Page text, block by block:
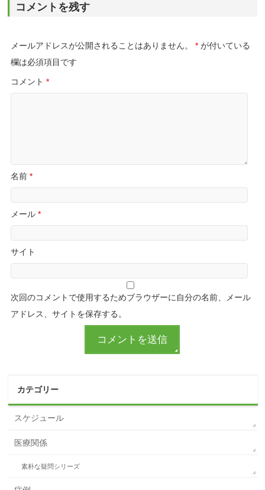
コメントを残す
メールアドレスが公開されることはありません。 * が付いている
欄は必須項目です
コメント*
名前*
メール*
サイト
次回のコメントで使用するためブラウザーに自分の名前、メール
アドレス、サイトを保存する。
カテゴリー
スケジュール
医療関係
素朴な疑問シリーズ